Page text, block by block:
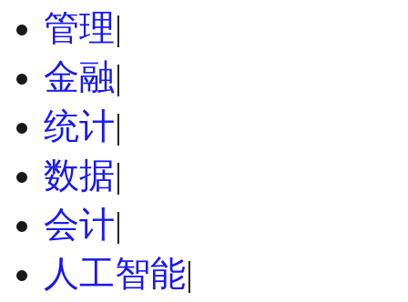
管理|
金融|
统计|
数据|
会计|
人工智能|